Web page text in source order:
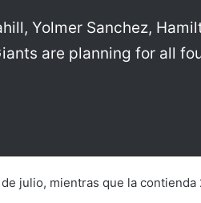
Yolmer Sanchez,
are planning for all
julio, mientras que la contienda